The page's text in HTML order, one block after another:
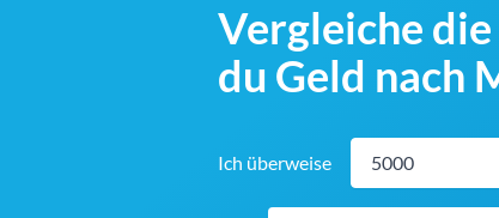
Vergleiche
du Geld nach
Ich überweise